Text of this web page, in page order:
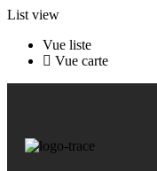
List view
Vue liste
Vue carte